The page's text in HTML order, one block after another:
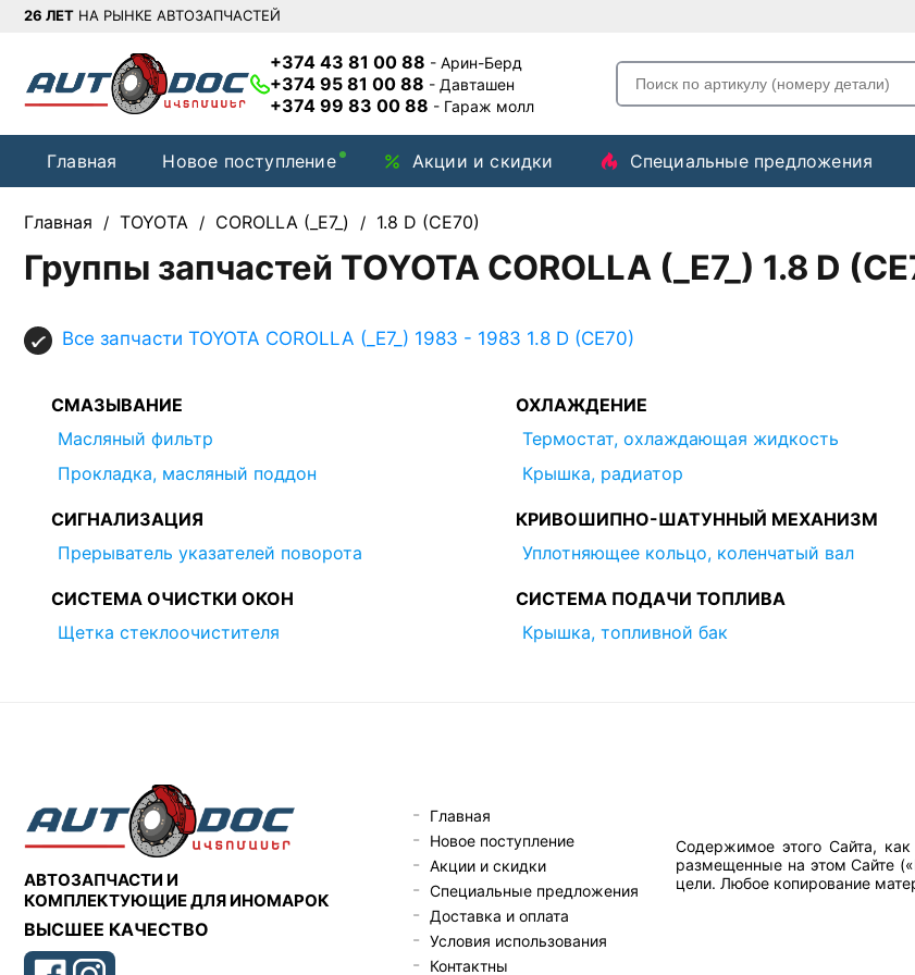
26 ЛЕТ НА РЫНКЕ АВТОЗАПЧАСТЕЙ
+374 43 81 00 88 - Арин-Берд
+374 95 81 00 88 - Давташен
+374 99 83 00 88 - Гараж молл
Главная Новое поступление Акции и скидки Специальные предложения
Главная / TOYOTA / COROLLA (_E7_) / 1.8 D (CE70)
Группы запчастей TOYOTA COROLLA (_E7_) 1.8 D
Все запчасти TOYOTA COROLLA (_E7_) 1983 - 1983 1.8 D (CE70)
СМАЗЫВАНИЕ
Масляный фильтр
Прокладка, масляный поддон
СИГНАЛИЗАЦИЯ
Прерыватель указателей поворота
СИСТЕМА ОЧИСТКИ ОКОН
Щетка стеклоочистителя
ОХЛАЖДЕНИЕ
Термостат, охлаждающая жидкость
Крышка, радиатор
КРИВОШИПНО-ШАТУННЫЙ МЕХАНИЗМ
Уплотняющее кольцо, коленчатый вал
СИСТЕМА ПОДАЧИ ТОПЛИВА
Крышка, топливной бак
АВТОЗАПЧАСТИ И
КОМПЛЕКТУЮЩИЕ ДЛЯ ИНОМАРОК
ВЫСШЕЕ КАЧЕСТВО
Главная
Новое поступление
Акции и скидки
Специальные предложения
Доставка и оплата
Условия использования
Контактны
Содержимое этого Сайта,
размещенные на этом Сайте
цели. Любое копирование